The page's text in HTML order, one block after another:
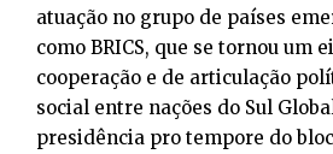
atuação no grupo de países
como BRICS, que se tornou um
cooperação e de articulação
social entre nações do Sul
presidência pro tempore do